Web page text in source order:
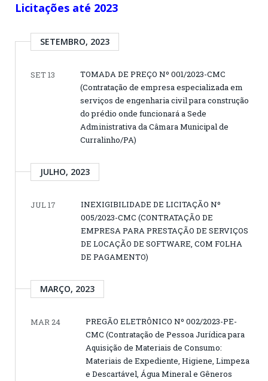
Licitações até 2023
SETEMBRO, 2023
SET 13
TOMADA DE PREÇO Nº 001/2023-CMC
(Contratação de empresa especializada em
serviços de engenharia civil para construção
do prédio onde funcionará a Sede
Administrativa da Câmara Municipal de
Curralinho/PA)
JULHO, 2023
JUL 17
INEXIGIBILIDADE DE LICITAÇÃO Nº
005/2023-CMC (CONTRATAÇÃO DE
EMPRESA PARA PRESTAÇÃO DE SERVIÇOS
DE LOCAÇÃO DE SOFTWARE, COM FOLHA
DE PAGAMENTO)
MARÇO, 2023
MAR 24
PREGÃO ELETRÔNICO Nº 002/2023-PE-
CMC (Contratação de Pessoa Jurídica para
Aquisição de Materiais de Consumo:
Materiais de Expediente, Higiene, Limpeza
e Descartável, Água Mineral e Gêneros